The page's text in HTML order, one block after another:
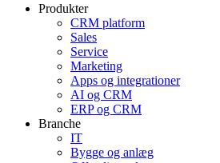
Produkter
CRM platform
Sales
Service
Marketing
Apps og integrationer
AI og CRM
ERP og CRM
Branche
IT
Bygge og anlæg